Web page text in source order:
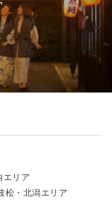
エリア
松・北潟エリア